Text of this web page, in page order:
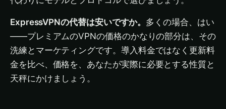
ExpressVPNの代替は安いですか。 多くの場合、はい
——プレミアムのVPNの価格のかなりの部分は、その
洗練とマーケティングです。導入料金ではなく更新料
金を比べ、価格を、あなたが実際に必要とする性質と
天秤にかけましょう。